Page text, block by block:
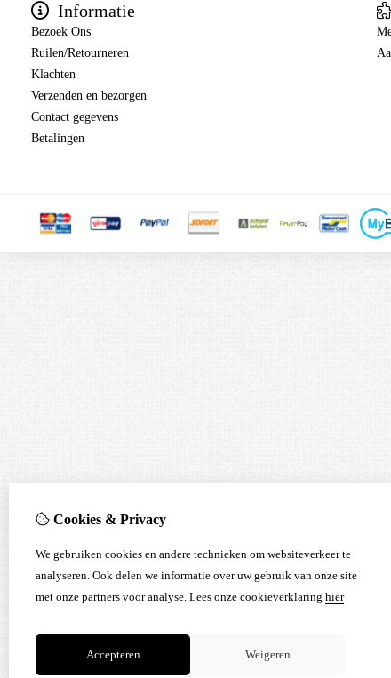
Informatie
Bezoek Ons
Ruilen/Retourneren
Klachten
Verzenden en bezorgen
Contact gegevens
Betalingen
Cookies & Privacy
We gebruiken cookies en andere technieken om websiteverkeer te
analyseren. Ook delen we informatie over uw gebruik van onze site
met onze partners voor analyse. Lees onze cookieverklaring hier
Accepteren Weigeren